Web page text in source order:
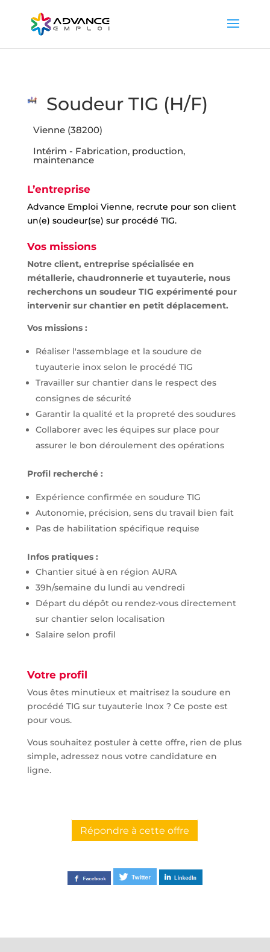
Soudeur TIG (H/F)
Vienne (38200)
Intérim - Fabrication, production,
maintenance
L’entreprise
Advance Emploi Vienne, recrute pour son client
un(e) soudeur(se) sur procédé TIG.
Vos missions
Notre client, entreprise spécialisée en
métallerie, chaudronnerie et tuyauterie, nous
recherchons un soudeur TIG expérimenté pour
intervenir sur chantier en petit déplacement.
Vos missions :
Réaliser l'assemblage et la soudure de
tuyauterie inox selon le procédé TIG
Travailler sur chantier dans le respect des
consignes de sécurité
Garantir la qualité et la propreté des soudures
Collaborer avec les équipes sur place pour
assurer le bon déroulement des opérations
Profil recherché :
Expérience confirmée en soudure TIG
Autonomie, précision, sens du travail bien fait
Pas de habilitation spécifique requise
Infos pratiques :
Chantier situé à en région AURA
39h/semaine du lundi au vendredi
Départ du dépôt ou rendez-vous directement
sur chantier selon localisation
Salaire selon profil
Votre profil
Vous êtes minutieux et maitrisez la soudure en
procédé TIG sur tuyauterie Inox ? Ce poste est
pour vous.
Vous souhaitez postuler à cette offre, rien de plus
simple, adressez nous votre candidature en
ligne.
Répondre à cette offre